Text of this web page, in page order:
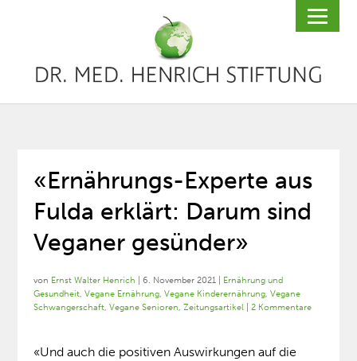
«Ernährungs-Experte aus
Fulda erklärt: Darum sind
Veganer gesünder»
von Ernst Walter Henrich |6. November 2021
Ernährung und
Gesundheit,Vegane Ernährung,Vegane Kinderernährung,Vegane
Schwangerschaft,Vegane Senioren,Zeitungsartikel |2 Kommentare
«Und auch die positiven Auswirkungen auf die